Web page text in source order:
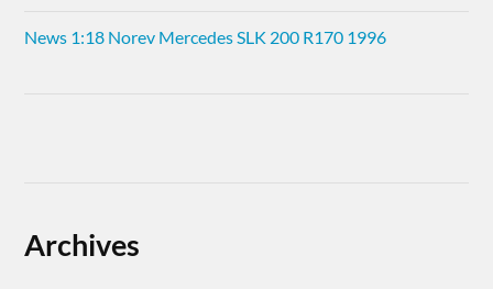
News 1:18 Norev Mercedes SLK 200 R170 1996
Archives